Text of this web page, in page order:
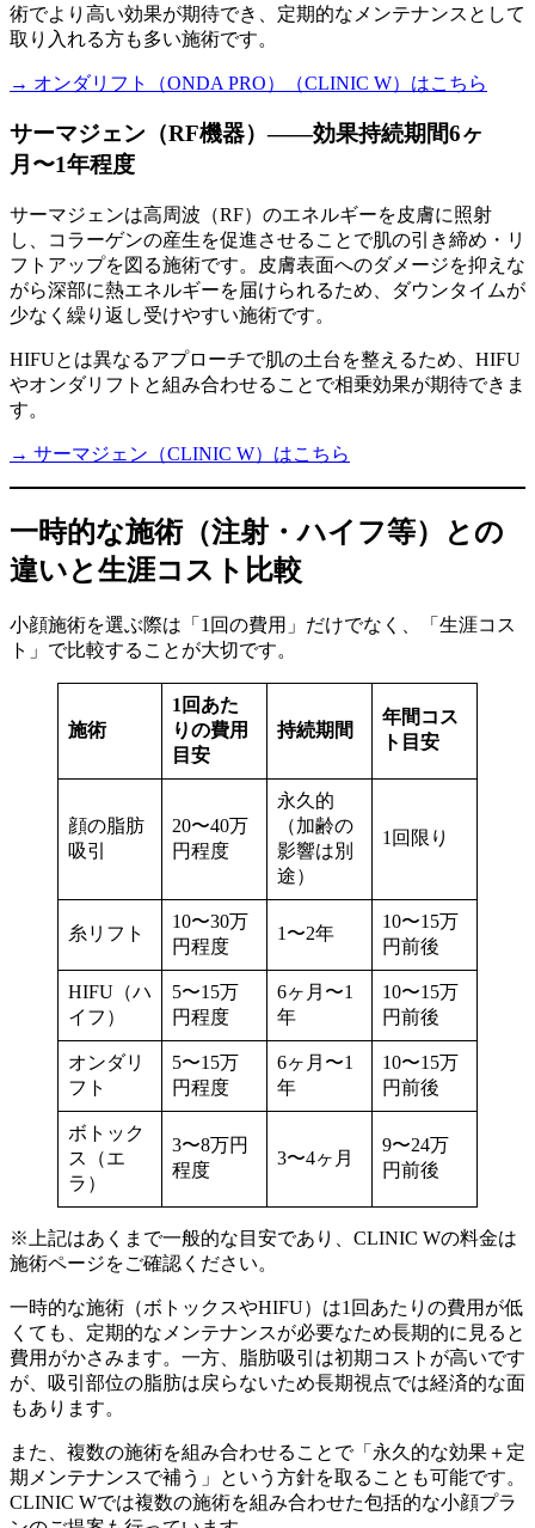
術でより高い効果が期待でき、定期的なメンテナンスとして
取り入れる方も多い施術です。
→ オンダリフト（ONDA PRO）（CLINIC W）はこちら
サーマジェン（RF機器）——効果持続期間6ヶ
月〜1年程度
サーマジェンは高周波（RF）のエネルギーを皮膚に照射
し、コラーゲンの産生を促進させることで肌の引き締め・リ
フトアップを図る施術です。皮膚表面へのダメージを抑えな
がら深部に熱エネルギーを届けられるため、ダウンタイムが
少なく繰り返し受けやすい施術です。
HIFUとは異なるアプローチで肌の土台を整えるため、HIFU
やオンダリフトと組み合わせることで相乗効果が期待できま
す。
→ サーマジェン（CLINIC W）はこちら
一時的な施術（注射・ハイフ等）との
違いと生涯コスト比較
小顔施術を選ぶ際は「1回の費用」だけでなく、「生涯コス
ト」で比較することが大切です。
施術
1回あた
りの費用
目安
持続期間
年間コス
ト目安
顔の脂肪
吸引
20〜40万
円程度
永久的
（加齢の
影響は別
途）
1回限り
糸リフト
10〜30万
円程度
1〜2年
10〜15万
円前後
HIFU（ハ
イフ）
5〜15万
円程度
6ヶ月〜1
年
10〜15万
円前後
オンダリ
フト
5〜15万
円程度
6ヶ月〜1
年
10〜15万
円前後
ボトック
ス（エ
ラ）
3〜8万円
程度
3〜4ヶ月
9〜24万
円前後
※上記はあくまで一般的な目安であり、CLINIC Wの料金は
施術ページをご確認ください。
一時的な施術（ボトックスやHIFU）は1回あたりの費用が低
くても、定期的なメンテナンスが必要なため長期的に見ると
費用がかさみます。一方、脂肪吸引は初期コストが高いです
が、吸引部位の脂肪は戻らないため長期視点では経済的な面
もあります。
また、複数の施術を組み合わせることで「永久的な効果＋定
期メンテナンスで補う」という方針を取ることも可能です。
CLINIC Wでは複数の施術を組み合わせた包括的な小顔プラ